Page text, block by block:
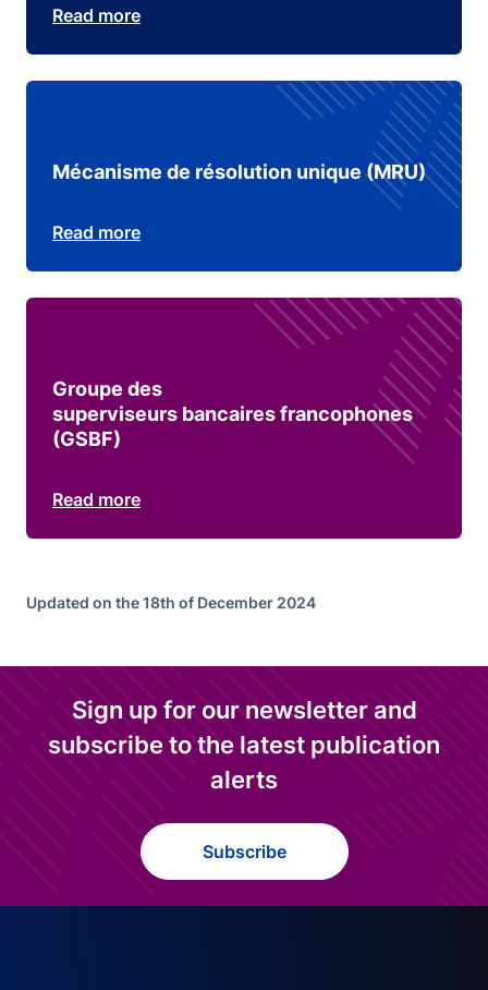
Read more
Mécanisme de résolution unique (MRU)
Read more
Groupe des
superviseurs bancaires francophones
(GSBF)
Read more
Updated on the 18th of December 2024
Sign up for our newsletter and
subscribe to the latest publication
alerts
Subscribe